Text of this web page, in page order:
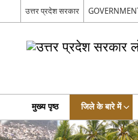
उत्तर प्रदेश सरकार
मुख्य पृष्ठ जिले के बारे में